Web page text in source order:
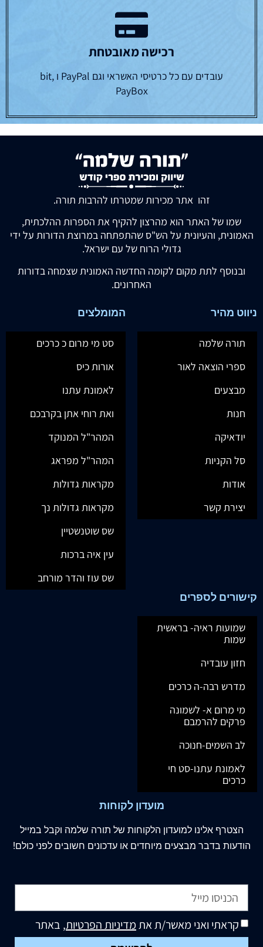
רכישה מאובטחת
עובדים עם כל כרטיסי האשראי וגם PayPal ו bit,
PayBox
זהו אתר מכירות שמטרתו להרבות תורה.
שמו של האתר הוא מהרצון להקיף את הספרות ההלכתית,
האמונית, והעיונית על הש"ס שהתפתחה במרוצת הדורות על ידי
גדולי הרוח של עם ישראל.
ובנוסף לתת מקום לקומה החדשה האמונית שצמחה בדורות
האחרונים.
ניווט מהיר
תורה שלמה
ספרי הוצאה לאור
מבצעים
חנות
יודאיקה
סל הקניות
אודות
יצירת קשר
המומלצים
סט מי מרום כ כרכים
אורות כיס
לאמונת עתנו
ואת רוחי אתן בקרבכם
המהר"ל המנוקד
המהר"ל מפראג
מקראות גדולות
מקראות גדולות נך
שס שוטנשטיין
עין איה ברכות
שס עוז והדר מורחב
קישורים לספרים
שמועות ראיה- בראשית
שמות
חזון עובדיה
מדרש רבה-ה כרכים
מי מרום א- לשמונה
פרקים להרמבם
לב השמים-חנוכה
לאמונת עתנו-סט חי
כרכים
מועדון לקוחות
הצטרף אלינו למועדון הלקוחות של תורה שלמה וקבל במייל
הודעות בדבר מבצעים מיוחדים או עדכונים חשובים לפני כולם!
קראתי ואני מאשר/ת אתמדיניות הפרטיות, באתר